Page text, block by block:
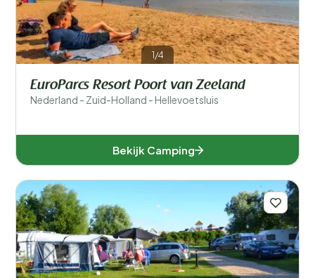
1/4
EuroParcs Resort Poort van Zeeland
Nederland - Zuid-Holland - Hellevoetsluis
Bekijk Camping